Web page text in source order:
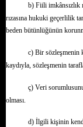
b) Fiili imkânsızlık
rızasına hukuki geçerlilik
beden bütünlüğünün
c) Bir sözleşmenin
kaydıyla, sözleşmenin
ç) Veri
olması.
d) İlgili kişinin